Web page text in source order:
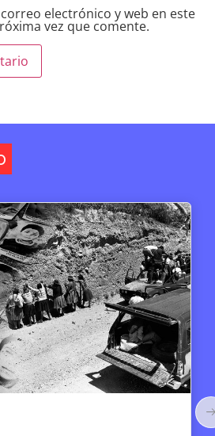
electrónico y web en este
vez que comente.